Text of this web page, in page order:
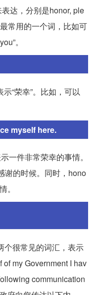
达，分别是honor, ple
常用的一个词，比如可
。
“荣幸”。比如，可以
myself here.
一件非常荣幸的事情。
谢的时候。同时，hono
。
个很常见的词汇，表示
my Government I hav
communication